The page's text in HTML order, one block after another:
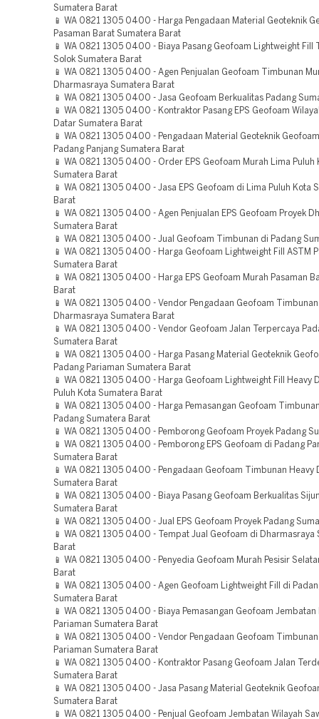
Sumatera Barat
📱 WA 0821 1305 0400 - Harga Pengadaan Material Geoteknik
Pasaman Barat Sumatera Barat
📱 WA 0821 1305 0400 - Biaya Pasang Geofoam Lightweight Fill
Solok Sumatera Barat
📱 WA 0821 1305 0400 - Agen Penjualan Geofoam Timbunan
Dharmasraya Sumatera Barat
📱 WA 0821 1305 0400 - Jasa Geofoam Berkualitas Padang
📱 WA 0821 1305 0400 - Kontraktor Pasang EPS Geofoam
Datar Sumatera Barat
📱 WA 0821 1305 0400 - Pengadaan Material Geoteknik
Padang Panjang Sumatera Barat
📱 WA 0821 1305 0400 - Order EPS Geofoam Murah Lima Puluh
Sumatera Barat
📱 WA 0821 1305 0400 - Jasa EPS Geofoam di Lima Puluh Kota
Barat
📱 WA 0821 1305 0400 - Agen Penjualan EPS Geofoam Proyek
Sumatera Barat
📱 WA 0821 1305 0400 - Jual Geofoam Timbunan di Padang
📱 WA 0821 1305 0400 - Harga Geofoam Lightweight Fill ASTM
Sumatera Barat
📱 WA 0821 1305 0400 - Harga EPS Geofoam Murah Pasaman
Barat
📱 WA 0821 1305 0400 - Vendor Pengadaan Geofoam
Dharmasraya Sumatera Barat
📱 WA 0821 1305 0400 - Vendor Geofoam Jalan Terpercaya
Sumatera Barat
📱 WA 0821 1305 0400 - Harga Pasang Material Geoteknik
Padang Pariaman Sumatera Barat
📱 WA 0821 1305 0400 - Harga Geofoam Lightweight Fill Heavy
Puluh Kota Sumatera Barat
📱 WA 0821 1305 0400 - Harga Pemasangan Geofoam
Padang Sumatera Barat
📱 WA 0821 1305 0400 - Pemborong Geofoam Proyek Padang
📱 WA 0821 1305 0400 - Pemborong EPS Geofoam di Padang
Sumatera Barat
📱 WA 0821 1305 0400 - Pengadaan Geofoam Timbunan Heavy
Sumatera Barat
📱 WA 0821 1305 0400 - Biaya Pasang Geofoam Berkualitas
Sumatera Barat
📱 WA 0821 1305 0400 - Jual EPS Geofoam Proyek Padang
📱 WA 0821 1305 0400 - Tempat Jual Geofoam di Dharmasraya
Barat
📱 WA 0821 1305 0400 - Penyedia Geofoam Murah Pesisir
Barat
📱 WA 0821 1305 0400 - Agen Geofoam Lightweight Fill di
Sumatera Barat
📱 WA 0821 1305 0400 - Biaya Pemasangan Geofoam Jembatan
Pariaman Sumatera Barat
📱 WA 0821 1305 0400 - Vendor Pengadaan Geofoam
Pariaman Sumatera Barat
📱 WA 0821 1305 0400 - Kontraktor Pasang Geofoam Jalan
Sumatera Barat
📱 WA 0821 1305 0400 - Jasa Pasang Material Geoteknik
Sumatera Barat
📱 WA 0821 1305 0400 - Penjual Geofoam Jembatan Wilayah